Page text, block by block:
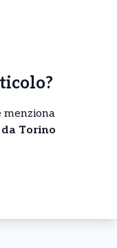
menziona
Torino